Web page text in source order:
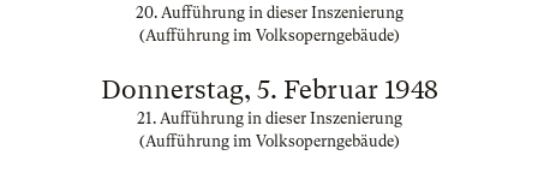
20. Aufführung in dieser Inszenierung
(Aufführung im Volksoperngebäude)
Donnerstag, 5. Februar 1948
21. Aufführung in dieser Inszenierung
(Aufführung im Volksoperngebäude)